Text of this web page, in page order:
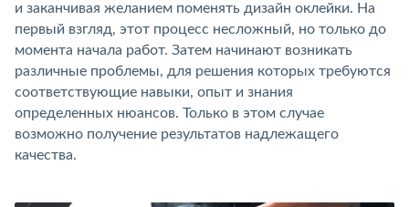
и заканчивая желанием поменять дизайн оклейки. На
первый взгляд, этот процесс несложный, но только до
момента начала работ. Затем начинают возникать
различные проблемы, для решения которых требуются
соответствующие навыки, опыт и знания
определенных нюансов. Только в этом случае
возможно получение результатов надлежащего
качества.